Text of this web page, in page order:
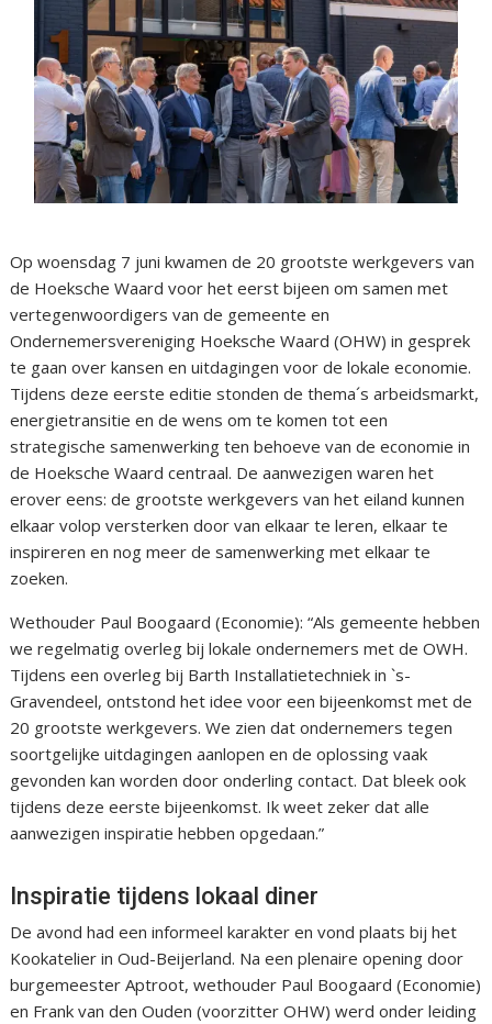
Op woensdag 7 juni kwamen de 20 grootste werkgevers van
de Hoeksche Waard voor het eerst bijeen om samen met
vertegenwoordigers van de gemeente en
Ondernemersvereniging Hoeksche Waard (OHW) in gesprek
te gaan over kansen en uitdagingen voor de lokale economie.
Tijdens deze eerste editie stonden de thema´s arbeidsmarkt,
energietransitie en de wens om te komen tot een
strategische samenwerking ten behoeve van de economie in
de Hoeksche Waard centraal. De aanwezigen waren het
erover eens: de grootste werkgevers van het eiland kunnen
elkaar volop versterken door van elkaar te leren, elkaar te
inspireren en nog meer de samenwerking met elkaar te
zoeken.
Wethouder Paul Boogaard (Economie): “Als gemeente hebben
we regelmatig overleg bij lokale ondernemers met de OWH.
Tijdens een overleg bij Barth Installatietechniek in `s-
Gravendeel, ontstond het idee voor een bijeenkomst met de
20 grootste werkgevers. We zien dat ondernemers tegen
soortgelijke uitdagingen aanlopen en de oplossing vaak
gevonden kan worden door onderling contact. Dat bleek ook
tijdens deze eerste bijeenkomst. Ik weet zeker dat alle
aanwezigen inspiratie hebben opgedaan.”
Inspiratie tijdens lokaal diner
De avond had een informeel karakter en vond plaats bij het
Kookatelier in Oud-Beijerland. Na een plenaire opening door
burgemeester Aptroot, wethouder Paul Boogaard (Economie)
en Frank van den Ouden (voorzitter OHW) werd onder leiding